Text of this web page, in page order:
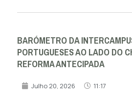
BARÓMETRO DA
PORTUGUESES AO LADO DO
REFORMA ANTECIPADA
Julho 20, 2026 11:17